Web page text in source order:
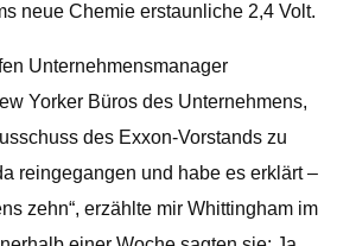
neue Chemie erstaunliche 2,4 Volt.
Unternehmensmanager
Yorker Büros des Unternehmens,
des Exxon-Vorstands zu
reingegangen und habe es erklärt –
zehn“, erzählte mir Whittingham im